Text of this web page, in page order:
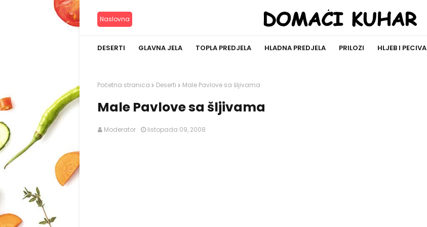
Naslovna
DESERTI GLAVNA JELA TOPLA PREDJELA HLADNA PREDJELA PRILOZI HLJEB I PECIVA
Početna stranica Deserti Male Pavlove sa šljivama
Male Pavlove sa šljivama
Moderator listopada 09, 2008